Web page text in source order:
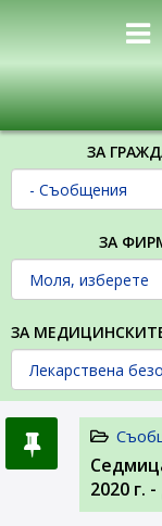
ЗА
ЗА
ЗА
2020 г.